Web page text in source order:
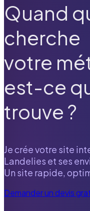
Quand
cherche
votre
est-ce
trouve ?
Je crée votre site
Landelies et ses
Un site rapide,
Demander un devis